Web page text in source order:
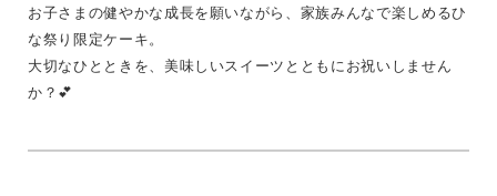
お子さまの健やかな成長を願いながら、家族みんなで楽しめるひ
な祭り限定ケーキ。
大切なひとときを、美味しいスイーツとともにお祝いしません
か？💕